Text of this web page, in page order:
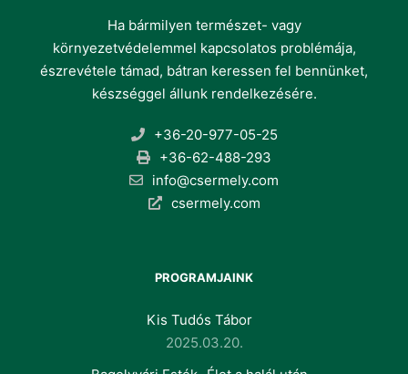
Ha bármilyen természet- vagy
környezetvédelemmel kapcsolatos problémája,
észrevétele támad, bátran keressen fel bennünket,
készséggel állunk rendelkezésére.
+36-20-977-05-25
+36-62-488-293
info@csermely.com
csermely.com
PROGRAMJAINK
Kis Tudós Tábor
2025.03.20.